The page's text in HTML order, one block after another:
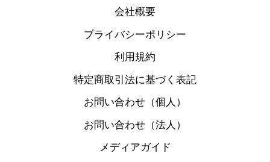
会社概要
プライバシーポリシー
利用規約
特定商取引法に基づく表記
お問い合わせ（個人）
お問い合わせ（法人）
メディアガイド